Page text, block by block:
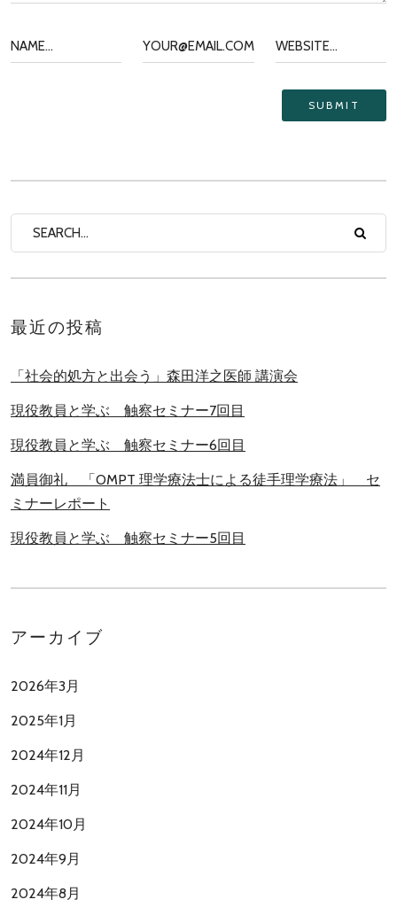
最近の投稿
「社会的処方と出会う」森田洋之医師 講演会
現役教員と学ぶ 触察セミナー7回目
現役教員と学ぶ 触察セミナー6回目
満員御礼 「OMPT 理学療法士による徒手理学療法」 セ
ミナーレポート
現役教員と学ぶ 触察セミナー5回目
アーカイブ
2026年3月
2025年1月
2024年12月
2024年11月
2024年10月
2024年9月
2024年8月